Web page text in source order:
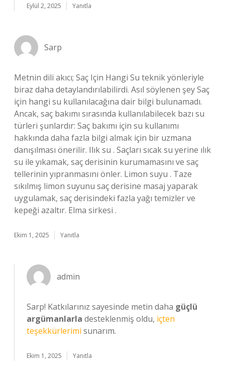
Eylül 2, 2025 Yanıtla
Sarp
Metnin dili akıcı; Saç Için Hangi Su teknik yönleriyle
biraz daha detaylandırılabilirdi. Asıl söylenen şey Saç
için hangi su kullanılacağına dair bilgi bulunamadı.
Ancak, saç bakımı sırasında kullanılabilecek bazı su
türleri şunlardır: Saç bakımı için su kullanımı
hakkında daha fazla bilgi almak için bir uzmana
danışılması önerilir. Ilık su . Saçları sıcak su yerine ılık
su ile yıkamak, saç derisinin kurumamasını ve saç
tellerinin yıpranmasını önler. Limon suyu . Taze
sıkılmış limon suyunu saç derisine masaj yaparak
uygulamak, saç derisindeki fazla yağı temizler ve
kepeği azaltır. Elma sirkesi .
Ekim 1, 2025 Yanıtla
admin
Sarp! Katkılarınız sayesinde metin daha güçlü
argümanlarla desteklenmiş oldu, içten
teşekkürlerimi sunarım.
Ekim 1, 2025 Yanıtla